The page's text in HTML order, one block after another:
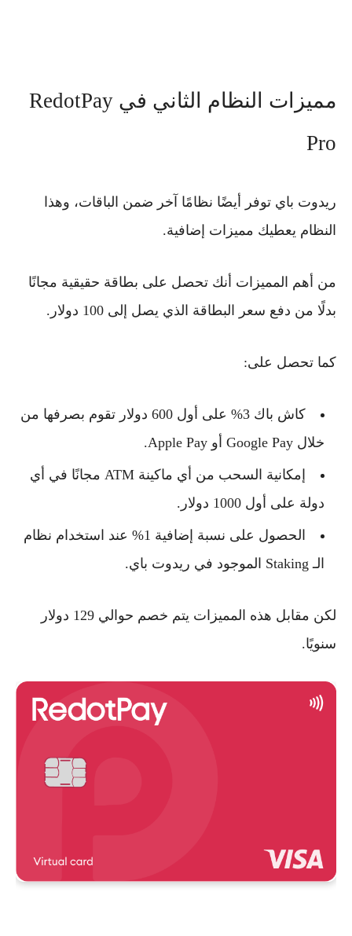
مميزات النظام الثاني في RedotPay
Pro
ريدوت باي توفر أيضًا نظامًا آخر ضمن الباقات، وهذا
النظام يعطيك مميزات إضافية.
من أهم المميزات أنك تحصل على بطاقة حقيقية مجانًا
بدلًا من دفع سعر البطاقة الذي يصل إلى 100 دولار.
كما تحصل على:
كاش باك 3% على أول 600 دولار تقوم بصرفها من
خلال Google Pay أو Apple Pay.
إمكانية السحب من أي ماكينة ATM مجانًا في أي
دولة على أول 1000 دولار.
الحصول على نسبة إضافية 1% عند استخدام نظام
الـ Staking الموجود في ريدوت باي.
لكن مقابل هذه المميزات يتم خصم حوالي 129 دولار
سنويًا.